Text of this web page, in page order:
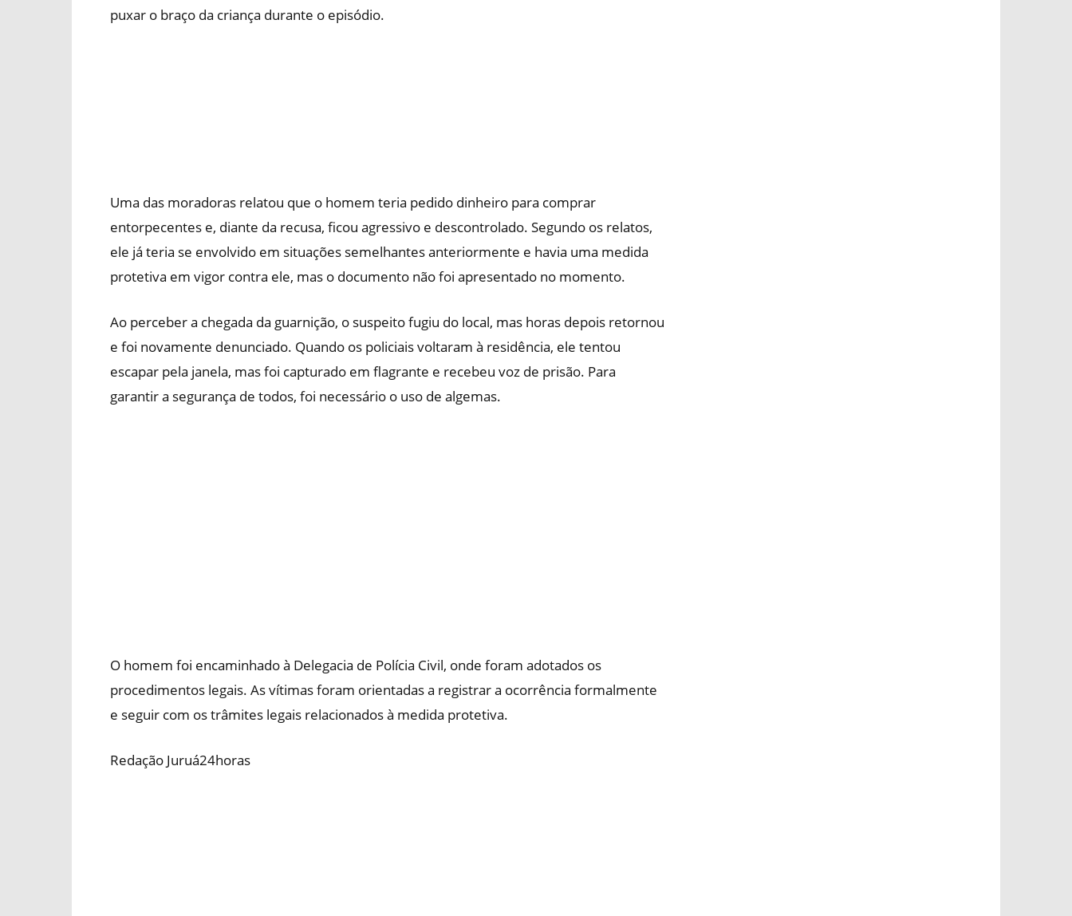
puxar o braço da criança durante o episódio.
Uma das moradoras relatou que o homem teria pedido dinheiro para comprar
entorpecentes e, diante da recusa, ficou agressivo e descontrolado. Segundo os relatos,
ele já teria se envolvido em situações semelhantes anteriormente e havia uma medida
protetiva em vigor contra ele, mas o documento não foi apresentado no momento.
Ao perceber a chegada da guarnição, o suspeito fugiu do local, mas horas depois retornou
e foi novamente denunciado. Quando os policiais voltaram à residência, ele tentou
escapar pela janela, mas foi capturado em flagrante e recebeu voz de prisão. Para
garantir a segurança de todos, foi necessário o uso de algemas.
O homem foi encaminhado à Delegacia de Polícia Civil, onde foram adotados os
procedimentos legais. As vítimas foram orientadas a registrar a ocorrência formalmente
e seguir com os trâmites legais relacionados à medida protetiva.
Redação Juruá24horas